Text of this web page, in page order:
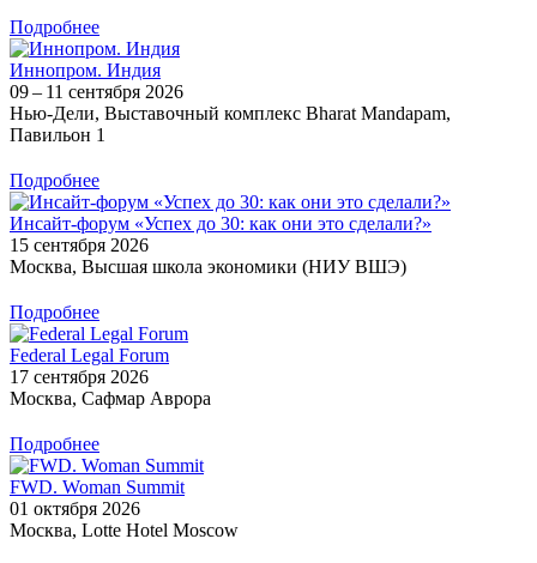
Подробнее
Иннопром. Индия
09 – 11 сентября 2026
Нью-Дели, Выставочный комплекс Bharat Mandapam,
Павильон 1
Подробнее
Инсайт-форум «Успех до 30: как они это сделали?»
15 сентября 2026
Москва, Высшая школа экономики (НИУ ВШЭ)
Подробнее
Federal Legal Forum
17 сентября 2026
Москва, Сафмар Аврора
Подробнее
FWD. Woman Summit
01 октября 2026
Москва, Lotte Hotel Moscow